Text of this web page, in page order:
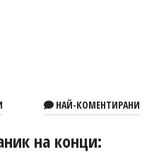
НАЙ-КОМЕНТИРАНИ
на конци: